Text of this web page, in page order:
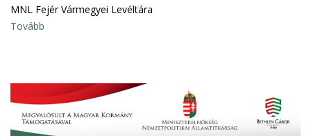
MNL Fejér Vármegyei Levéltára
Tovább